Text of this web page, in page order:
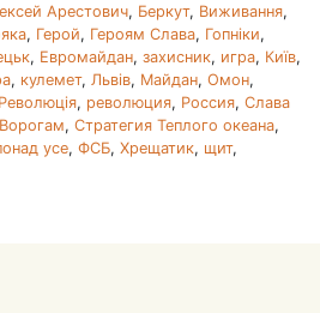
Арестович, Беркут, Виживання,
, Герой, Героям Слава, Гопніки,
, Евромайдан, захисник, игра, Київ,
, кулемет, Львів, Майдан, Омон,
Революція, революция, Россия, Слава
, Стратегия Теплого океана,
усе, ФСБ, Хрещатик, щит,